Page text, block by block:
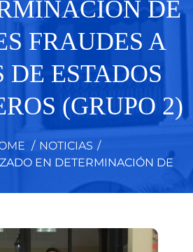
DE
FRAUDES A
DE ESTADOS
(GRUPO 2)
/ NOTICIAS /
EN DETERMINACIÓN DE